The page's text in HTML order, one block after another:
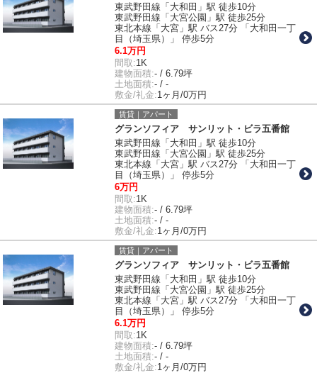
東武野田線「大和田」駅 徒歩10分
東武野田線「大宮公園」駅 徒歩25分
東北本線「大宮」駅 バス27分 「大和田一丁
目（埼玉県）」 停歩5分
6.1万円
間取:1K
建物面積:- / 6.79坪
土地面積:- / -
敷金/礼金:1ヶ月/0万円
賃貸｜アパート
グランソフィア サンリット・ビラ五番館
東武野田線「大和田」駅 徒歩10分
東武野田線「大宮公園」駅 徒歩25分
東北本線「大宮」駅 バス27分 「大和田一丁
目（埼玉県）」 停歩5分
6万円
間取:1K
建物面積:- / 6.79坪
土地面積:- / -
敷金/礼金:1ヶ月/0万円
賃貸｜アパート
グランソフィア サンリット・ビラ五番館
東武野田線「大和田」駅 徒歩10分
東武野田線「大宮公園」駅 徒歩25分
東北本線「大宮」駅 バス27分 「大和田一丁
目（埼玉県）」 停歩5分
6.1万円
間取:1K
建物面積:- / 6.79坪
土地面積:- / -
敷金/礼金:1ヶ月/0万円